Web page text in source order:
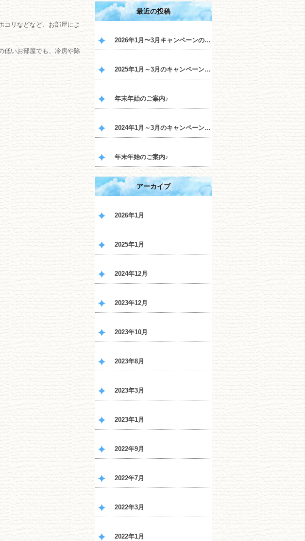
コリなどなど、お部屋によ
低いお部屋でも、冷房や除
最近の投稿
2026年1月〜3月キャンペーンのご案内♪
2025年1月～3月のキャンペーンのご案内♪
年末年始のご案内♪
2024年1月～3月のキャンペーンのご案内♪
年末年始のご案内♪
アーカイブ
2026年1月
2025年1月
2024年12月
2023年12月
2023年10月
2023年8月
2023年3月
2023年1月
2022年9月
2022年7月
2022年3月
2022年1月